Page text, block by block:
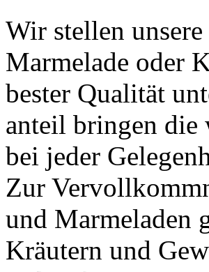
Wir stellen
Marmelade oder
bester Qualität
anteil bringen die
bei jeder
Zur
und Marmeladen
Kräutern und